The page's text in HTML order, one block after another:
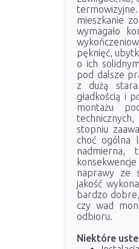
mieszkanie
wymagało
pęknięć,
o ich
pod dalsze
z dużą
gładkością i
montażu
stopniu
choć ogólna
naprawy ze
jakość
bardzo
czy wad
odbioru.
Niektóre